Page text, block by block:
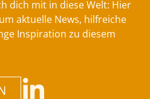
dich mit in diese Welt: Hier
aktuelle News, hilfreiche
Inspiration zu diesem